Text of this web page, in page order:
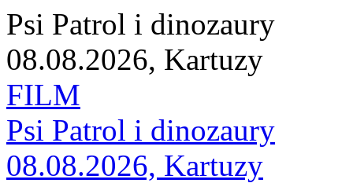
Psi Patrol i dinozaury
08.08.2026, Kartuzy
FILM
Psi Patrol i dinozaury
08.08.2026, Kartuzy